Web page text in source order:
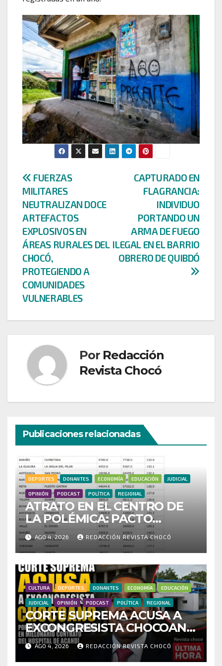
Navegación
de
entradas
CAPTURADO EN
FLAGRANCIA:
INDIVIDUO
PORTANDO UN
ARMA DE FUEGO
ILEGAL EN EL BARRIO
OBRERO DE QUIBDÓ
FUERZAS
MILITARES
NEUTRALIZAN DOCE
ARTEFACTOS
EXPLOSIVOS EN
ÁREAS RURALES DEL
CHOCÓ,
PROTEGIENDO A
COMUNIDADES
VULNERABLES
Por Redacción
Revista Chocó
Publicaciones relacionadas
DEPORTES DONANTES ECONOMÍA EDUCACIÓN JUDICIAL
OPINIÓN PODCAST POLÍTICA REGIONAL
ATRATO EN EL CENTRO DE
LA POLÉMICA: PACTO
HISTÓRICO CUESTIONA
CENSO ELECTORAL Y PIDE
INVESTIGAR PRESUNTO
FRAUDE
AGO 4, 2026 REDACCIÓN REVISTA CHOCÓ
CULTURA DEPORTES DONANTES ECONOMÍA EDUCACIÓN
JUDICIAL OPINIÓN PODCAST POLÍTICA REGIONAL
CORTE SUPREMA ACUSA A
EXCONGRESISTA CHOCOANO
POR PRESUNTAS
IRREGULARIDADES EN
AGO 4, 2026 REDACCIÓN REVISTA CHOCÓ